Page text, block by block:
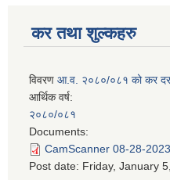
कर तथा शुल्कहरु
विवरण आ.व. २०८०/०८१ को कर
आर्थिक वर्ष:
२०८०/०८१
Documents:
CamScanner 08-28-
Post date: Friday, January